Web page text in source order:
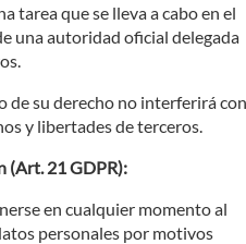
tarea que se lleva a cabo en el
una autoridad oficial delegada
de su derecho no interferirá con
y libertades de terceros.
(Art. 21 GDPR):
en cualquier momento al
personales por motivos